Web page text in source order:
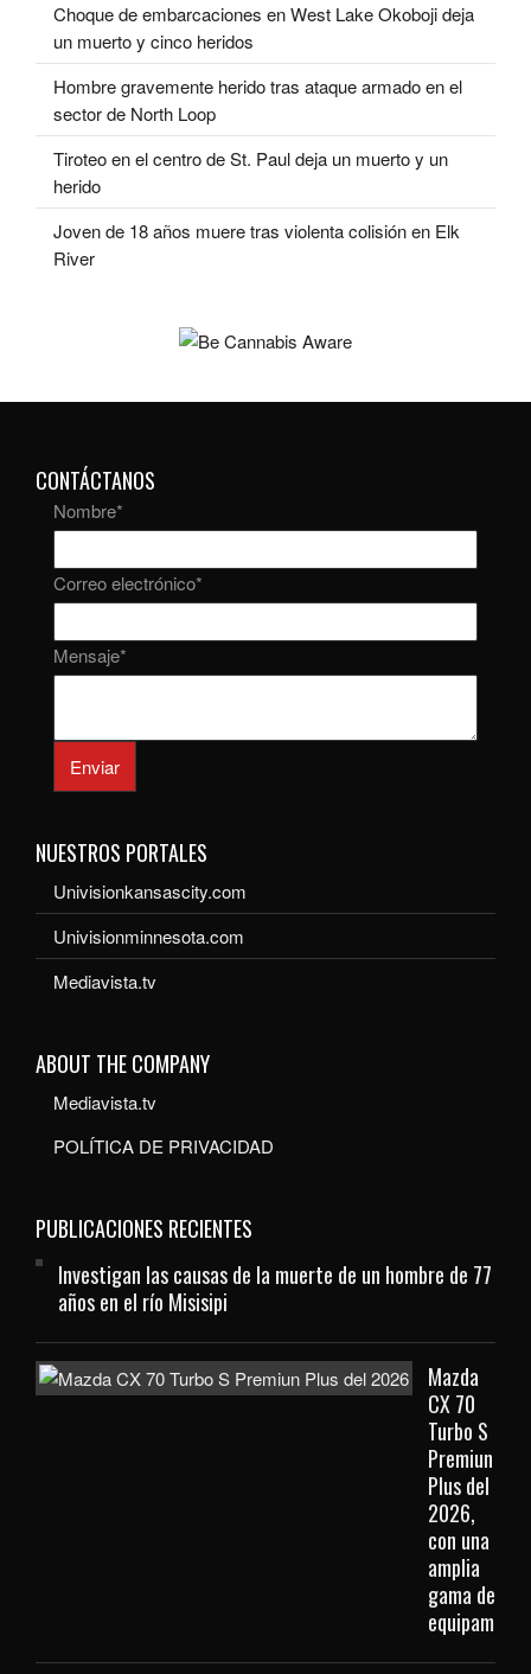
Choque de embarcaciones en West Lake Okoboji deja
un muerto y cinco heridos
Hombre gravemente herido tras ataque armado en el
sector de North Loop
Tiroteo en el centro de St. Paul deja un muerto y un
herido
Joven de 18 años muere tras violenta colisión en Elk
River
CONTÁCTANOS
Nombre*
Correo electrónico*
Mensaje*
Enviar
NUESTROS PORTALES
Univisionkansascity.com
Univisionminnesota.com
Mediavista.tv
ABOUT THE COMPANY
Mediavista.tv
POLÍTICA DE PRIVACIDAD
PUBLICACIONES RECIENTES
Investigan las causas de la muerte de un hombre de 77
años en el río Misisipi
Mazda
CX 70
Turbo S
Premiun
Plus del
2026,
con una
amplia
gama de